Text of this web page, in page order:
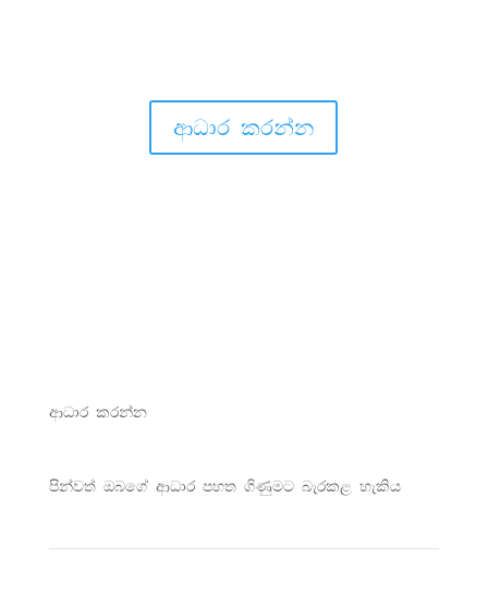
ආධාර කරන්න
ආධාර කරන්න
පින්වත් ඔබගේ ආධාර පහත ගිණුමට බැරකළ හැකිය